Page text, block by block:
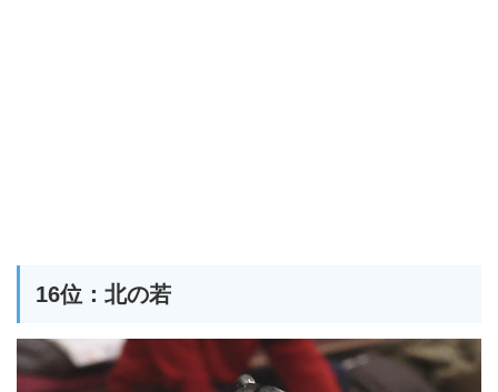
16位：北の若